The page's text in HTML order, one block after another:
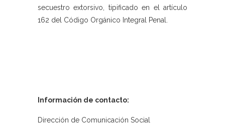
secuestro extorsivo, tipificado en el artículo
162 del Código Orgánico Integral Penal.
Información de contacto:
Dirección de Comunicación Social